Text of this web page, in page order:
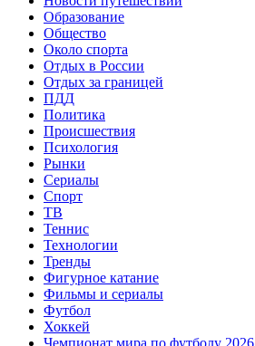
Образование
Общество
Около спорта
Отдых в России
Отдых за границей
ПДД
Политика
Происшествия
Психология
Рынки
Сериалы
Спорт
ТВ
Теннис
Технологии
Тренды
Фигурное катание
Фильмы и сериалы
Футбол
Хоккей
Чемпионат мира по футболу 2026